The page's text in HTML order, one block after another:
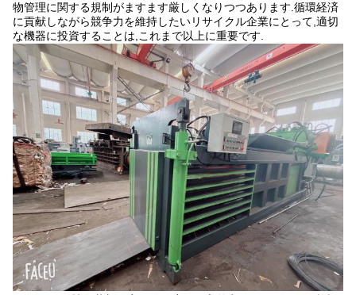
物管理に関する規制がますます厳しくなりつつあります.循環経済
に貢献しながら競争力を維持したいリサイクル企業にとって,適切
な機器に投資することは,これまで以上に重要です.